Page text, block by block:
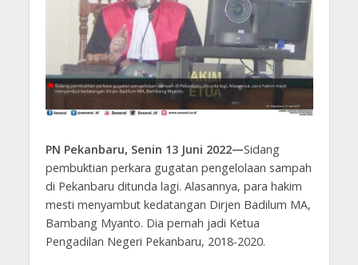
PN Pekanbaru, Senin 13 Juni 2022—Sidang
pembuktian perkara gugatan pengelolaan sampah
di Pekanbaru ditunda lagi. Alasannya, para hakim
mesti menyambut kedatangan Dirjen Badilum MA,
Bambang Myanto. Dia pernah jadi Ketua
Pengadilan Negeri Pekanbaru, 2018-2020.